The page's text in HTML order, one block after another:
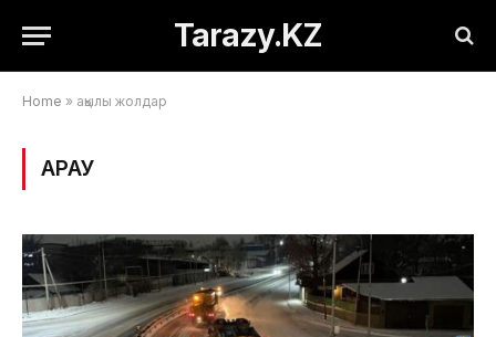
Tarazy.KZ
Home » ақылы жолдар
ҚАРАУ